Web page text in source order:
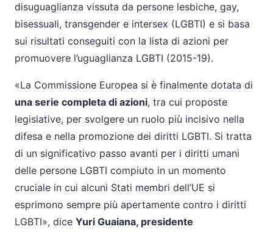
disuguaglianza vissuta da persone lesbiche, gay,
bisessuali, transgender e intersex (LGBTI) e si basa
sui risultati conseguiti con la lista di azioni per
promuovere l’uguaglianza LGBTI (2015-19).
«La Commissione Europea si è finalmente dotata di
una serie completa di azioni, tra cui proposte
legislative, per svolgere un ruolo più incisivo nella
difesa e nella promozione dei diritti LGBTI. Si tratta
di un significativo passo avanti per i diritti umani
delle persone LGBTI compiuto in un momento
cruciale in cui alcuni Stati membri dell’UE si
esprimono sempre più apertamente contro i diritti
LGBTI», dice Yuri Guaiana, presidente